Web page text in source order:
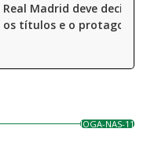
Real Madrid deve decidir
os títulos e o
JOGA-NAS-11